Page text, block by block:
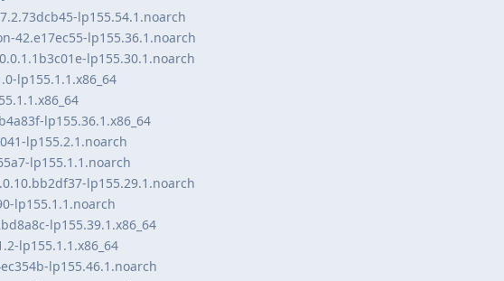
lp155.54.1.noarch
42.e17ec55-lp155.36.1.noarch
lp155.30.1.noarch
lp155.1.1.x86_64
lp155.36.1.x86_64
lp155.2.1.noarch
lp155.1.1.noarch
lp155.29.1.noarch
lp155.1.1.noarch
lp155.39.1.x86_64
lp155.1.1.x86_64
lp155.46.1.noarch